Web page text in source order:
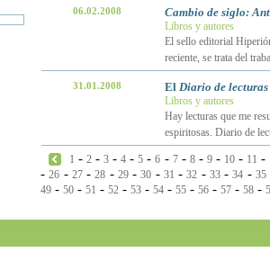
06.02.2008 Cambio de siglo:
Libros y autores
El sello editorial
reciente, se trata del
31.01.2008 El Diario de lecturas
Libros y autores
Hay lecturas que me
espiritosas. Diario de
1 -2 -3 -4 -5 -6 - 7- 8- 9- 10- 11 -
-26 - 27-28 - 29-30 - 31 -32 - 33-34 - 35
49 - 50 - 51 - 52 - 53 - 54 - 55 - 56 - 57 - 58 -